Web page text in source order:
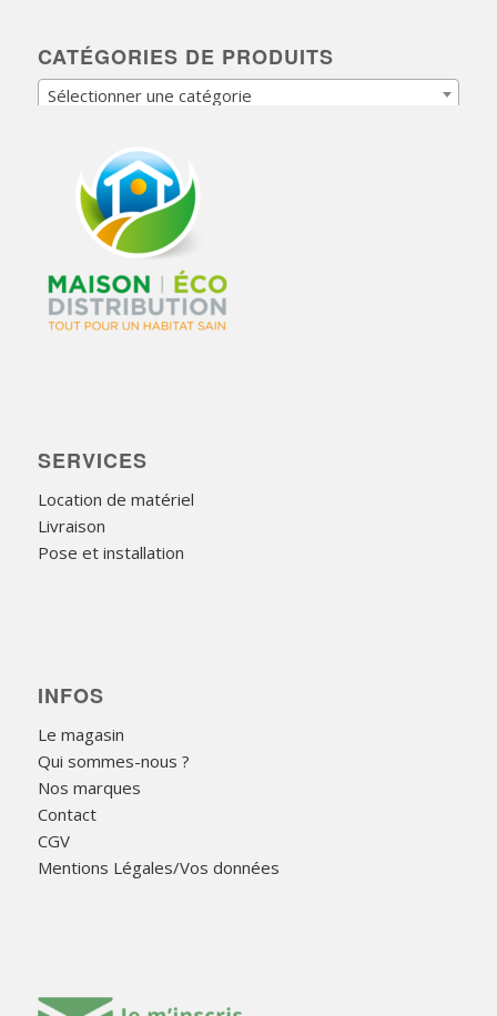
CATÉGORIES DE PRODUITS
Sélectionner une catégorie
SERVICES
Location de matériel
Livraison
Pose et installation
INFOS
Le magasin
Qui sommes-nous ?
Nos marques
Contact
CGV
Mentions Légales/Vos données